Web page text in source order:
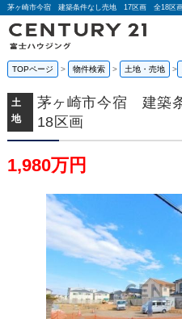
TOPページ 物件検索 土地・売地
土
地
茅ヶ崎市今宿 建築
18区画
1,980万円